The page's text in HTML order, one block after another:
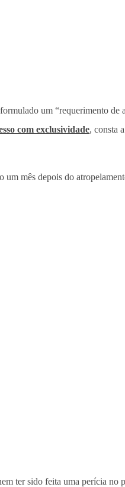
um “requerimento de
com exclusividade, consta
um mês depois do
ter sido feita uma perícia no